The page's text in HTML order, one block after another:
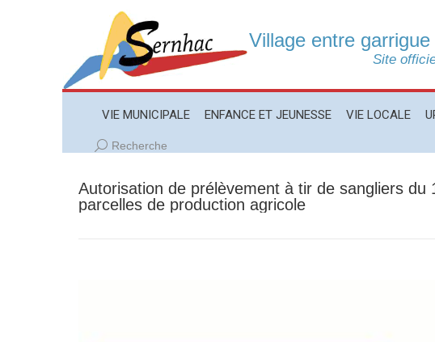
Village entre
Site
VIE MUNICIPALE ENFANCE ET JEUNESSE VIE LOCALE
Recherche
Recherche
Autorisation de prélèvement à tir de sangliers
parcelles de production agricole
VIE MUNICIPALE ENFANCE ET JEUNESSE VIE LOCALE